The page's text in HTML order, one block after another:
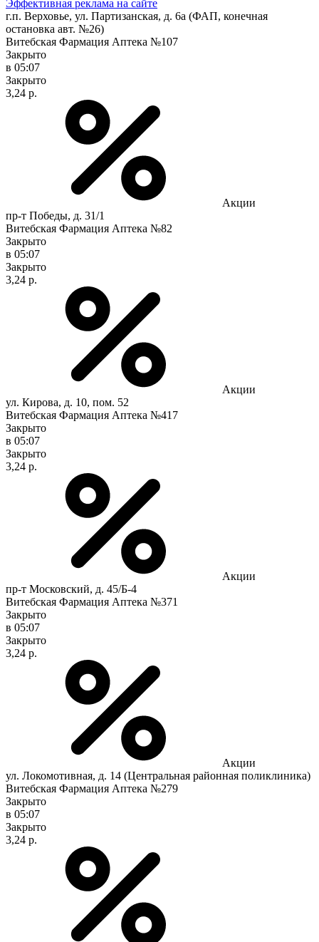
Эффективная реклама на сайте
г.п. Верховье, ул. Партизанская, д. 6а (ФАП, конечная
остановка авт. №26)
Витебская Фармация Аптека №107
Закрыто
в 05:07
Закрыто
3,24 р.
Акции
пр-т Победы, д. 31/1
Витебская Фармация Аптека №82
Закрыто
в 05:07
Закрыто
3,24 р.
Акции
ул. Кирова, д. 10, пом. 52
Витебская Фармация Аптека №417
Закрыто
в 05:07
Закрыто
3,24 р.
Акции
пр-т Московский, д. 45/Б-4
Витебская Фармация Аптека №371
Закрыто
в 05:07
Закрыто
3,24 р.
Акции
ул. Локомотивная, д. 14 (Центральная районная поликлиника)
Витебская Фармация Аптека №279
Закрыто
в 05:07
Закрыто
3,24 р.